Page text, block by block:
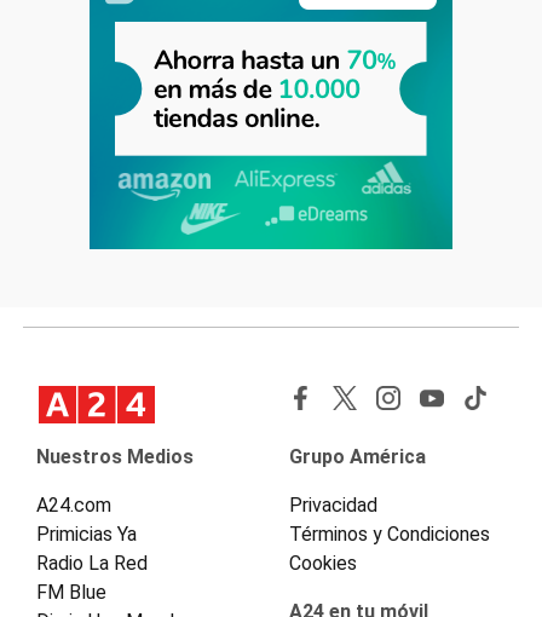
Nuestros Medios
A24.com
Primicias Ya
Radio La Red
FM Blue
Grupo América
Privacidad
Términos y Condiciones
Cookies
A24 en tu móvil